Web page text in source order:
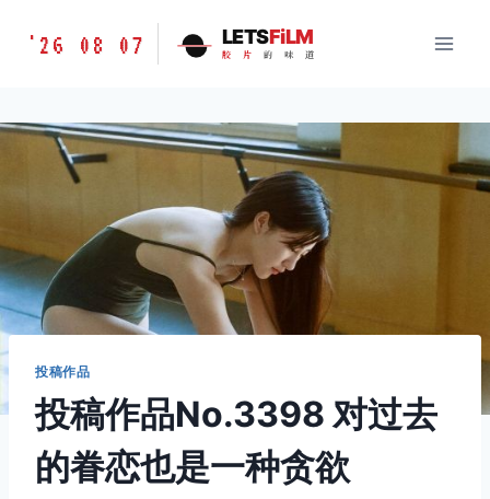
胶
味
LETSFILM
'26 08 07 LETSFiLM
胶 片 的 味 道
投稿作品
投稿作品No.3398 对过去
的眷恋也是一种贪欲